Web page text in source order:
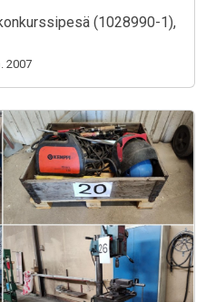
(1028990-1),
2007